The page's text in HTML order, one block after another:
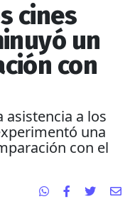
cines
un
con
asistencia a los
una
con el